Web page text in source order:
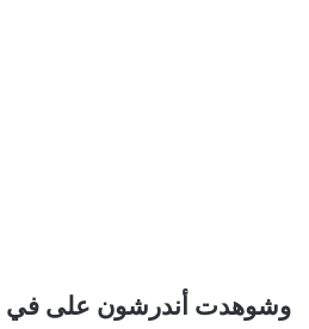
وشوهدت أندرشون على في